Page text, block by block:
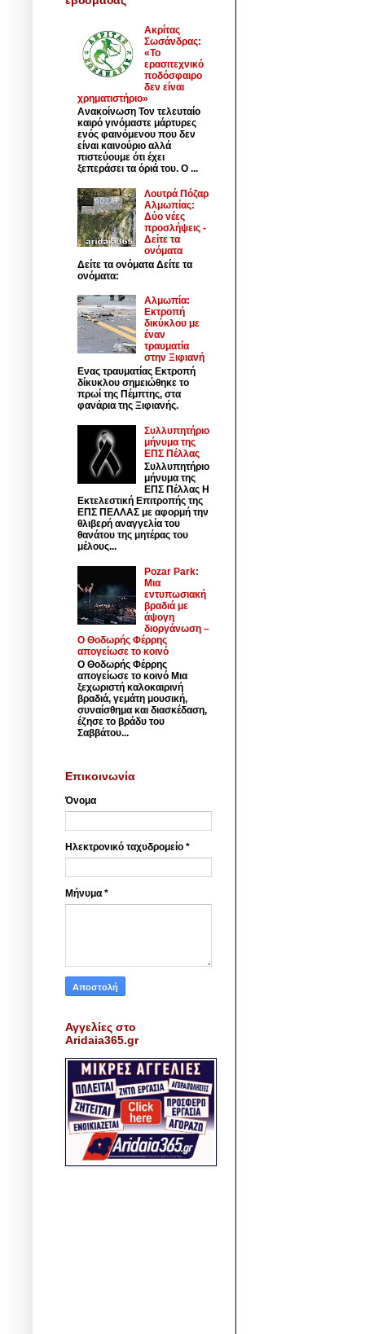
Ακρίτας
Σωσάνδρας:
«Το
ερασιτεχνικό
ποδόσφαιρο
δεν είναι
χρηματιστήριο»
Ανακοίνωση Τον τελευταίο
καιρό γινόμαστε μάρτυρες
ενός φαινόμενου που δεν
είναι καινούριο αλλά
πιστεύουμε ότι έχει
ξεπεράσει τα όριά του. Ο ...
Λουτρά Πόζαρ
Αλμωπίας:
Δύο νέες
προσλήψεις -
Δείτε τα
ονόματα
Δείτε τα ονόματα Δείτε τα
ονόματα:
Αλμωπία:
Εκτροπή
δικύκλου με
έναν
τραυματία
στην Ξιφιανή
Ενας τραυματίας Εκτροπή
δίκυκλου σημειώθηκε το
πρωί της Πέμπτης, στα
φανάρια της Ξιφιανής.
Συλλυπητήριο
μήνυμα της
ΕΠΣ Πέλλας
Συλλυπητήριο
μήνυμα της
ΕΠΣ Πέλλας Η
Εκτελεστική Επιτροπής της
ΕΠΣ ΠΕΛΛΑΣ με αφορμή την
θλιβερή αναγγελία του
θανάτου της μητέρας του
μέλους...
Pozar Park:
Μια
εντυπωσιακή
βραδιά με
άψογη
διοργάνωση –
Ο Θοδωρής Φέρρης
απογείωσε το κοινό
Ο Θοδωρής Φέρρης
απογείωσε το κοινό Μια
ξεχωριστή καλοκαιρινή
βραδιά, γεμάτη μουσική,
συναίσθημα και διασκέδαση,
έζησε το βράδυ του
Σαββάτου...
Επικοινωνία
Όνομα
Ηλεκτρονικό ταχυδρομείο *
Μήνυμα *
Αγγελίες στο
Aridaia365.gr